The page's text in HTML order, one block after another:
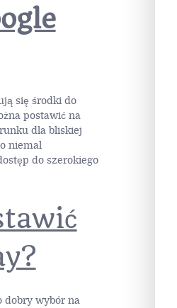
się środki do
postawić na
dla bliskiej
niemal
do szerokiego
dobry wybór na